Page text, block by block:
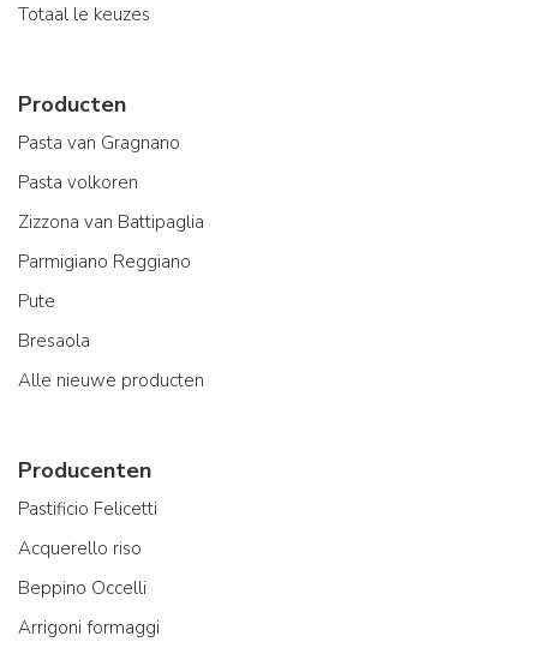
Totaal le keuzes
Producten
Pasta van Gragnano
Pasta volkoren
Zizzona van Battipaglia
Parmigiano Reggiano
Pute
Bresaola
Alle nieuwe producten
Producenten
Pastificio Felicetti
Acquerello riso
Beppino Occelli
Arrigoni formaggi